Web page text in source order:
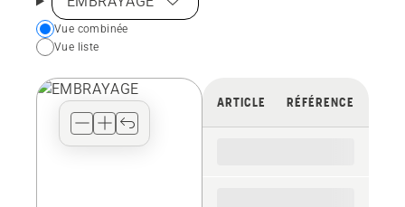
Choose
your
view
Vue combinée
Vue liste
ARTICLE RÉFÉRENCE